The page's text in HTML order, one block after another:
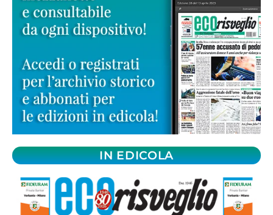
IN EDICOLA